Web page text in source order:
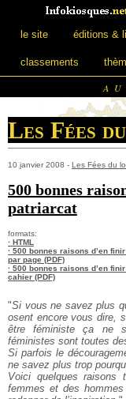
le site éditions &
classements
Les Fées
10 janvier 2008 - Les Fées du
500 bonnes
patriarcat
formats:
· HTML
· 500 bonnes raisons d’en
par page (PDF)
· 500 bonnes raisons d’en
cahier (PDF)
"Si vous ne savez plus
osent encore vous dire,
être féministe ça ne
féministes sont toutes
Si parfois le
ne savez plus trop
Voici quelques raisons
femmes et des